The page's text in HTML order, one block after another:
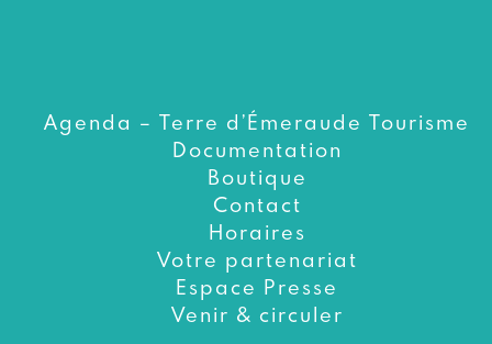
Agenda – Terre d’Émeraude Tourisme
Documentation
Boutique
Contact
Horaires
Votre partenariat
Espace Presse
Venir & circuler